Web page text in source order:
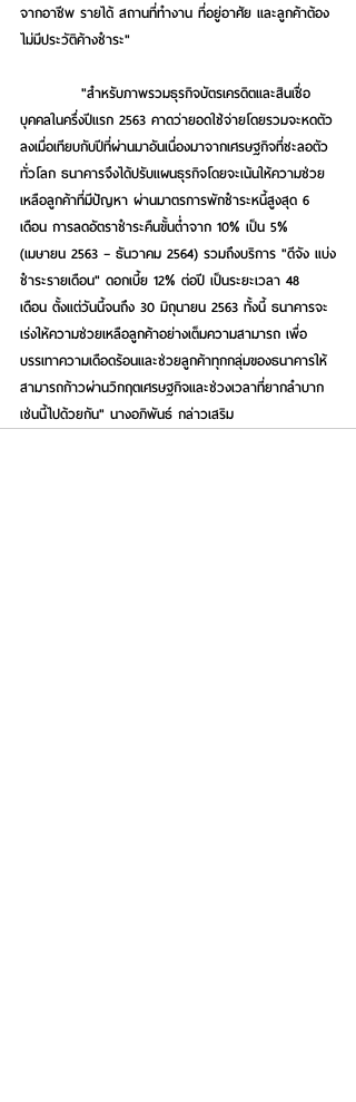
จากอาชีพ รายได้ สถานที่ทำงาน ที่อยู่อาศัย และลูกค้าต้อง
ไม่มีประวัติค้างชำระ"
"สำหรับภาพรวมธุรกิจบัตรเครดิตและสินเชื่อ
บุคคลในครึ่งปีแรก 2563 คาดว่ายอดใช้จ่ายโดยรวมจะหดตัว
ลงเมื่อเทียบกับปีที่ผ่านมาอันเนื่องมาจากเศรษฐกิจที่ชะลอตัว
ทั่วโลก ธนาคารจึงได้ปรับแผนธุรกิจโดยจะเน้นให้ความช่วย
เหลือลูกค้าที่มีปัญหา ผ่านมาตรการพักชำระหนี้สูงสุด 6
เดือน การลดอัตราชำระคืนขั้นต่ำจาก 10% เป็น 5%
(เมษายน 2563 – ธันวาคม 2564) รวมถึงบริการ "ดีจัง แบ่ง
ชำระรายเดือน" ดอกเบี้ย 12% ต่อปี เป็นระยะเวลา 48
เดือน ตั้งแต่วันนี้จนถึง 30 มิถุนายน 2563 ทั้งนี้ ธนาคารจะ
เร่งให้ความช่วยเหลือลูกค้าอย่างเต็มความสามารถ เพื่อ
บรรเทาความเดือดร้อนและช่วยลูกค้าทุกกลุ่มของธนาคารให้
สามารถก้าวผ่านวิกฤตเศรษฐกิจและช่วงเวลาที่ยากลำบาก
เช่นนี้ไปด้วยกัน" นางอภิพันธ์ กล่าวเสริม